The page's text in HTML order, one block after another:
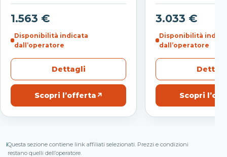
1.563 €
Disponibilità indicata
dall’operatore
Dettagli
Scopri l’offerta↗
3.033 €
Disponibilità
dall’operatore
Scopri
ℹQuesta sezione contiene link affiliati selezionati. Prezzi e condizioni
restano quelli dell’operatore.